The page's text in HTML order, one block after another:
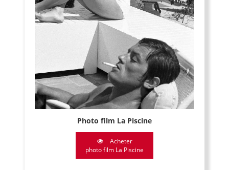
Photo film La Piscine
Acheter
photo film La Piscine